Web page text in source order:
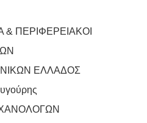
ΠΕΡΙΦΕΡΕΙΑΚΟΙ
ΕΛΛΑΔΟΣ